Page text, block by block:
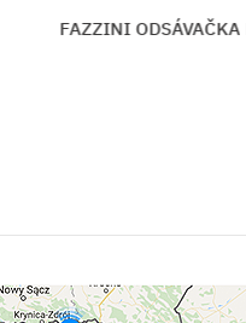
ELEKTRICKÁ F-20